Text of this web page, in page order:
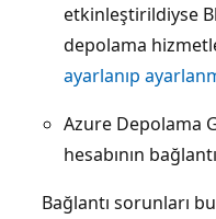
etkinleştirildiyse
depolama
ayarlanıp
Azure Depolama
hesabının
Bağlantı sorunları